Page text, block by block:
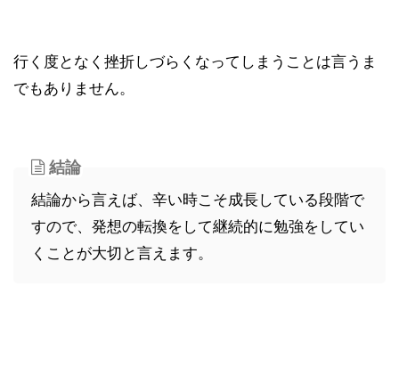
行く度となく挫折しづらくなってしまうことは言うま
でもありません。
結論
結論から言えば、辛い時こそ成長している段階で
すので、発想の転換をして継続的に勉強をしてい
くことが大切と言えます。